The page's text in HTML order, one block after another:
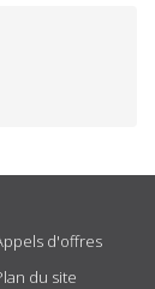
d'offres
du site